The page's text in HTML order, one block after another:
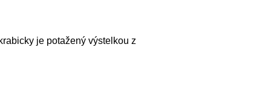
je potažený výstelkou z